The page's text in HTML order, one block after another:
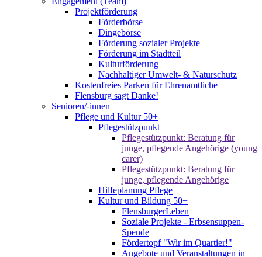
Projektförderung
Förderbörse
Dingebörse
Förderung sozialer Projekte
Förderung im Stadtteil
Kulturförderung
Nachhaltiger Umwelt- & Naturschutz
Kostenfreies Parken für Ehrenamtliche
Flensburg sagt Danke!
Senioren/-innen
Pflege und Kultur 50+
Pflegestützpunkt
Pflegestützpunkt: Beratung für
junge, pflegende Angehörige (young
carer)
Pflegestützpunkt: Beratung für
junge, pflegende Angehörige
Hilfeplanung Pflege
Kultur und Bildung 50+
FlensburgerLeben
Soziale Projekte - Erbsensuppen-
Spende
Fördertopf "Wir im Quartier!"
Angebote und Veranstaltungen in